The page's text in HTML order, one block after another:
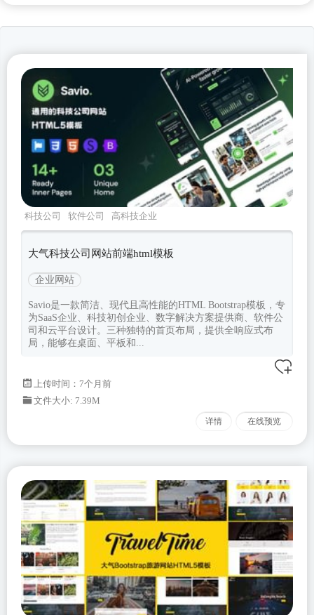
科技公司 软件公司
高科技企业
大气科技公司网站前端html模板
企业网站
Savio是一款简洁、现代且高性能的HTML Bootstrap模板，专
为SaaS企业、科技初创企业、数字解决方案提供商、软件公
司和云平台设计。三种独特的首页布局，提供全响应式布
局，能够在桌面、平板和...
上传时间：7个月前
文件大小: 7.39M
详情 在线预览